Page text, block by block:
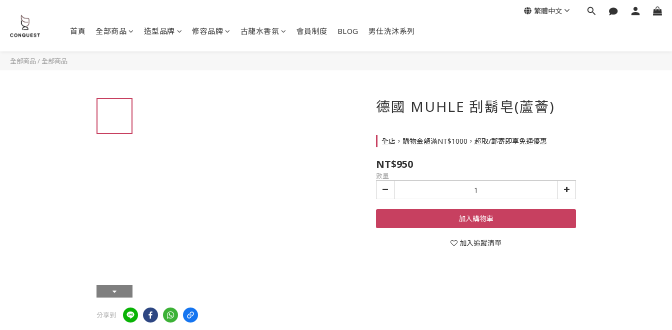
首頁 全部商品 造型品牌 修容品牌 古龍水香氛 會員制度 BLOG 男仕洗沐系列
繁體中文
全部商品 / 全部商品
分享到
德國 MUHLE 刮鬍皂(蘆薈)
全店，購物金額滿NT$1000，超取/郵寄即享免運優惠
NT$950
數量
加入購物車
加入追蹤清單